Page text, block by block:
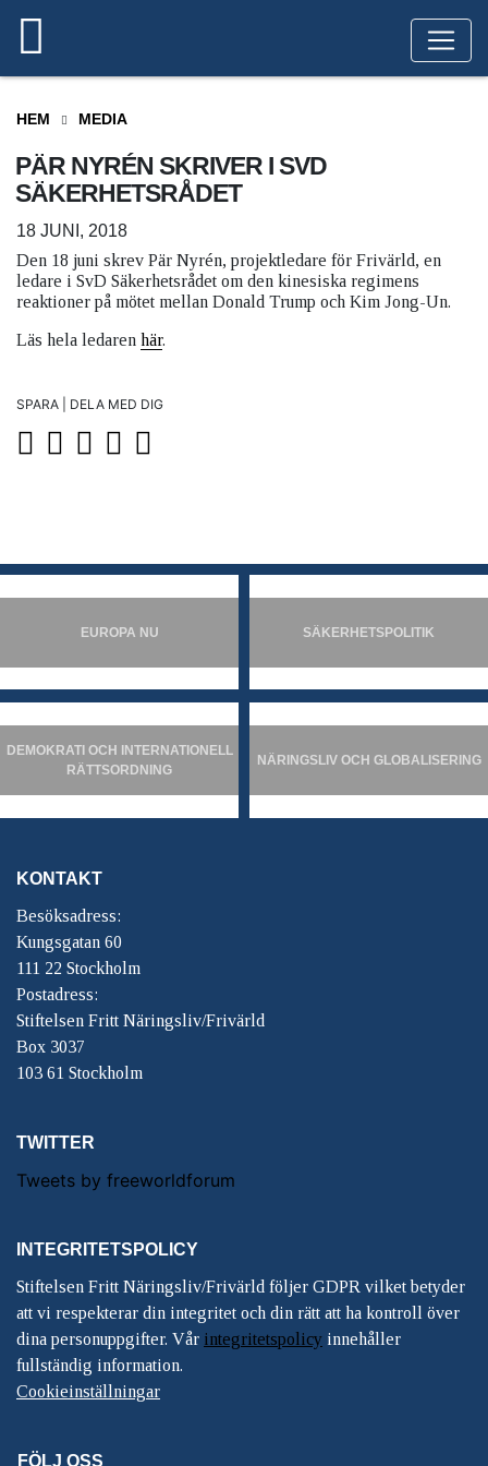
HEM MEDIA
PÄR NYRÉN SKRIVER I SVD
SÄKERHETSRÅDET
18 JUNI, 2018
Den 18 juni skrev Pär Nyrén, projektledare för Frivärld, en
ledare i SvD Säkerhetsrådet om den kinesiska regimens
reaktioner på mötet mellan Donald Trump och Kim Jong-Un.
Läs hela ledaren här.
SPARA | DELA MED DIG
EUROPA NU SÄKERHETSPOLITIK
DEMOKRATI OCH INTERNATIONELL
RÄTTSORDNING
NÄRINGSLIV OCH GLOBALISERING
KONTAKT
Besöksadress:
Kungsgatan 60
111 22 Stockholm
Postadress:
Stiftelsen Fritt Näringsliv/Frivärld
Box 3037
103 61 Stockholm
TWITTER
Tweets by freeworldforum
INTEGRITETSPOLICY
Stiftelsen Fritt Näringsliv/Frivärld följer GDPR vilket betyder
att vi respekterar din integritet och din rätt att ha kontroll över
dina personuppgifter. Vår integritetspolicy innehåller
fullständig information.
Cookieinställningar
FÖLJ OSS